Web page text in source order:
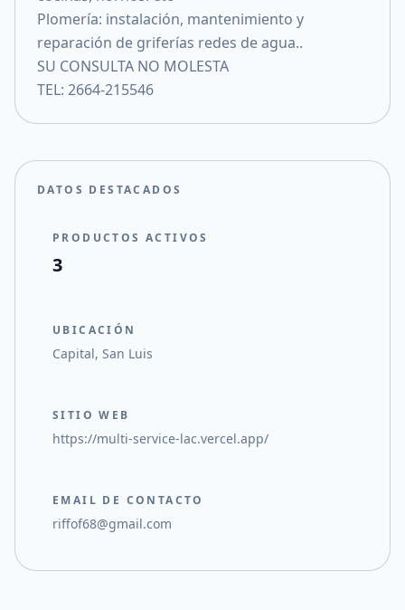
Plomería: instalación, mantenimiento y
reparación de griferías redes de agua..
SU CONSULTA NO MOLESTA
TEL: 2664-215546
DATOS DESTACADOS
PRODUCTOS ACTIVOS
3
UBICACIÓN
Capital, San Luis
SITIO WEB
https://multi-service-lac.vercel.app/
EMAIL DE CONTACTO
riffof68@gmail.com